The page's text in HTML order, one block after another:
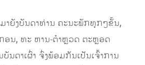
າຍັງບັນດາທ່ານ ຄະນະພັກທຸກໆຂັ້ນ,
ອນ, ທະ ຫານ-ຕໍາຫຼວດ ຕະຫຼອດ
ນດາເຜົ່າ ຈົ່ງພ້ອມກັນເປັນເຈົ້າການ